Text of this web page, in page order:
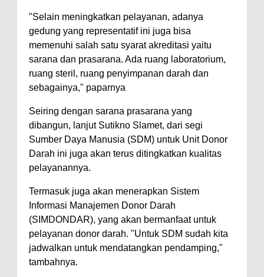
"Selain meningkatkan pelayanan, adanya
gedung yang representatif ini juga bisa
memenuhi salah satu syarat akreditasi yaitu
sarana dan prasarana. Ada ruang laboratorium,
ruang steril, ruang penyimpanan darah dan
sebagainya," paparnya
Seiring dengan sarana prasarana yang
dibangun, lanjut Sutikno Slamet, dari segi
Sumber Daya Manusia (SDM) untuk Unit Donor
Darah ini juga akan terus ditingkatkan kualitas
pelayanannya.
Termasuk juga akan menerapkan Sistem
Informasi Manajemen Donor Darah
(SIMDONDAR), yang akan bermanfaat untuk
pelayanan donor darah. "Untuk SDM sudah kita
jadwalkan untuk mendatangkan pendamping,"
tambahnya.